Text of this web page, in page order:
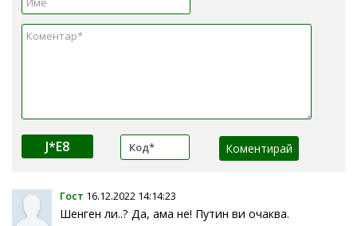
J*E8
Гост 16.12.2022 14:14:23
Шенген ли..? Да, ама не! Путин ви очаква.